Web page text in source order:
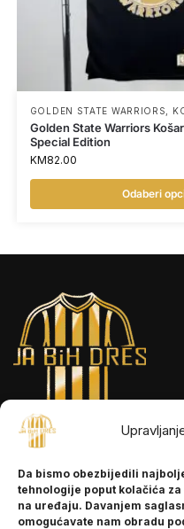
Da bismo obezbijedili
tehnologije poput kolačića
na uređaju. Davanjem
omogućavate nam obradu
GOLDEN STATE WARRIORS
Golden State Warriors
Special Edition
KM82.00
Odaberi
INFORMACIJE
O nama
Kontakt